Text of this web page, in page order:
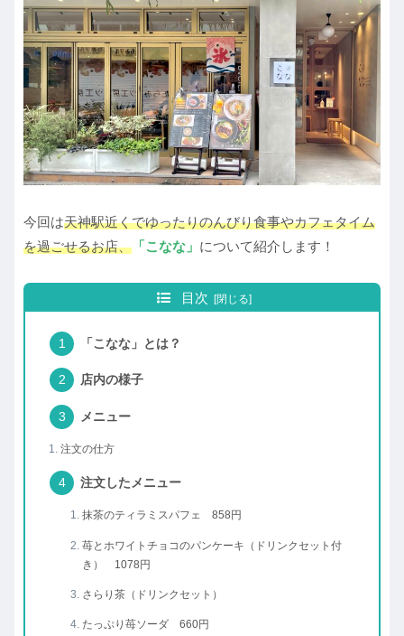
今回は天神駅近くでゆったりのんびり食事やカフェタイム
を過ごせるお店、 「こなな」 について紹介します！
目次
「こなな」とは？
店内の様子
メニュー
注文の仕方
注文したメニュー
抹茶のティラミスパフェ 858円
苺とホワイトチョコのパンケーキ（ドリンクセット付
き） 1078円
さらり茶（ドリンクセット）
たっぷり苺ソーダ 660円